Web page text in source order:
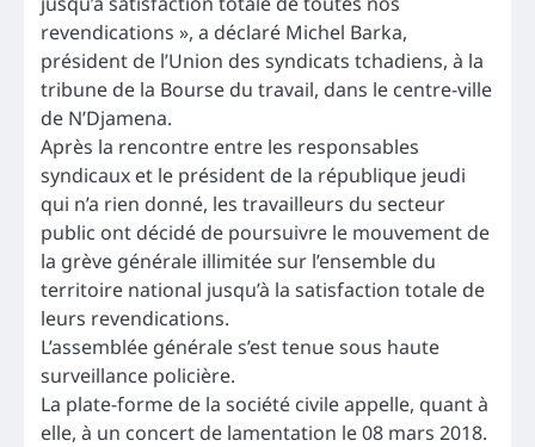
revendications », a déclaré Michel Barka,
président de l’Union des syndicats tchadiens, à la
tribune de la Bourse du travail, dans le centre-ville
de N’Djamena.
Après la rencontre entre les responsables
syndicaux et le président de la république jeudi
qui n’a rien donné, les travailleurs du secteur
public ont décidé de poursuivre le mouvement de
la grève générale illimitée sur l’ensemble du
territoire national jusqu’à la satisfaction totale de
leurs revendications.
L’assemblée générale s’est tenue sous haute
surveillance policière.
La plate-forme de la société civile appelle, quant à
elle, à un concert de lamentation le 08 mars 2018.